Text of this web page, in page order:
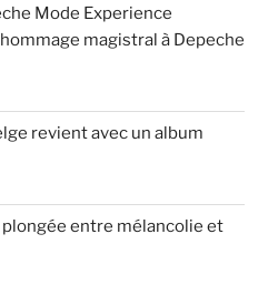
Mode Experience
magistral à Depeche
revient avec un album
plongée entre mélancolie et